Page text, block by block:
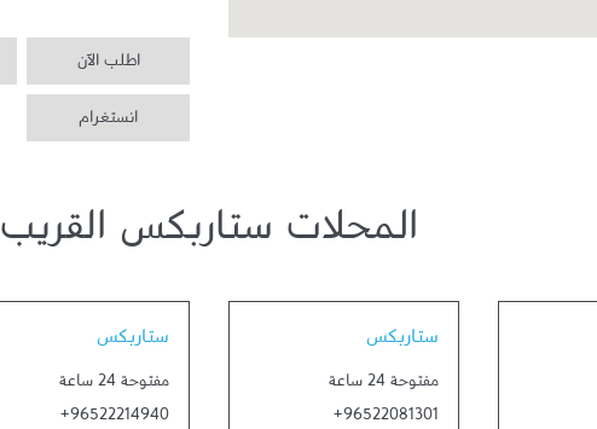
اطلب الآن
انستغرام
المحلات ستاربكس القريب
ستاربكس
مفتوحة 24 ساعة
+96522081301
ستاربكس
مفتوحة 24 ساعة
+96522214940